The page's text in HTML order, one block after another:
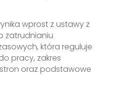
wprost z ustawy z
zatrudnianiu
która reguluje
pracy, zakres
oraz podstawowe